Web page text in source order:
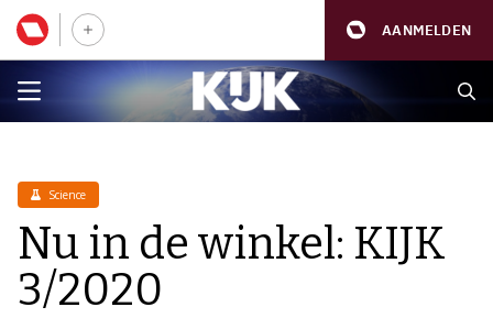
AANMELDEN
Science
Nu in de winkel: KIJK
3/2020